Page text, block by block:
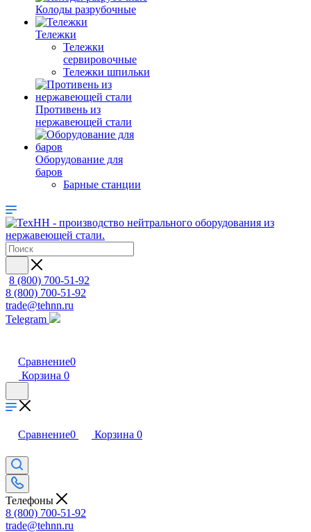
Колоды разрубочные
Тележки
Тележки
сервировочные
Тележки шпильки
Противень из
нержавеющей стали
Оборудование для
баров
Барные станции
8 (800) 700-51-92
8 (800) 700-51-92
trade@tehnn.ru
Telegram
Сравнение0
Корзина 0
Сравнение0 Корзина 0
Телефоны
8 (800) 700-51-92
trade@tehnn.ru